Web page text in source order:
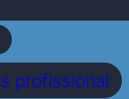
profissional